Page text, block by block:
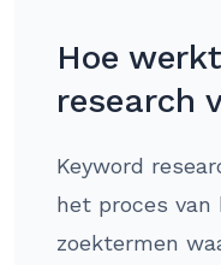
Hoe
research
Keyword
het proces van
zoektermen